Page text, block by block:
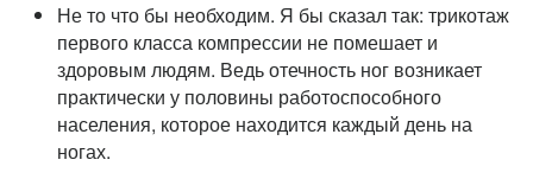
Не то что бы необходим. Я бы сказал так: трикотаж
первого класса компрессии не помешает и
здоровым людям. Ведь отечность ног возникает
практически у половины работоспособного
населения, которое находится каждый день на
ногах.